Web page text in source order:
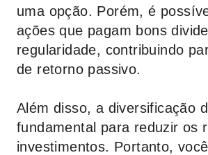
uma opção. Porém, é
ações que pagam bons
regularidade, contribuindo
de retorno passivo.
Além disso, a diversificação
fundamental para reduzir os
investimentos. Portanto,